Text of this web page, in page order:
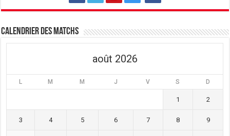
Calendrier des matchs
août 2026
L M M J V S D
1 2
3 4 5 6 7 8 9